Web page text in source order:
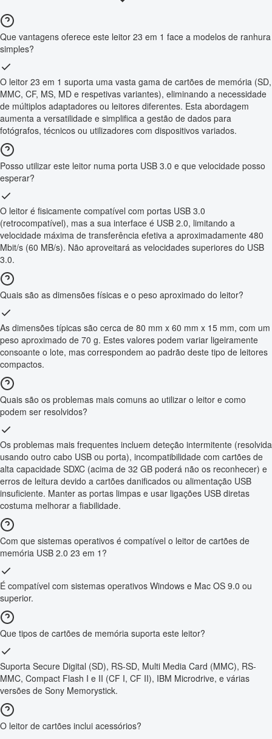
Que vantagens oferece este leitor 23 em 1 face a modelos de ranhura
simples?
O leitor 23 em 1 suporta uma vasta gama de cartões de memória (SD,
MMC, CF, MS, MD e respetivas variantes), eliminando a necessidade
de múltiplos adaptadores ou leitores diferentes. Esta abordagem
aumenta a versatilidade e simplifica a gestão de dados para
fotógrafos, técnicos ou utilizadores com dispositivos variados.
Posso utilizar este leitor numa porta USB 3.0 e que velocidade posso
esperar?
O leitor é fisicamente compatível com portas USB 3.0
(retrocompatível), mas a sua interface é USB 2.0, limitando a
velocidade máxima de transferência efetiva a aproximadamente 480
Mbit/s (60 MB/s). Não aproveitará as velocidades superiores do USB
3.0.
Quais são as dimensões físicas e o peso aproximado do leitor?
As dimensões típicas são cerca de 80 mm x 60 mm x 15 mm, com um
peso aproximado de 70 g. Estes valores podem variar ligeiramente
consoante o lote, mas correspondem ao padrão deste tipo de leitores
compactos.
Quais são os problemas mais comuns ao utilizar o leitor e como
podem ser resolvidos?
Os problemas mais frequentes incluem deteção intermitente (resolvida
usando outro cabo USB ou porta), incompatibilidade com cartões de
alta capacidade SDXC (acima de 32 GB poderá não os reconhecer) e
erros de leitura devido a cartões danificados ou alimentação USB
insuficiente. Manter as portas limpas e usar ligações USB diretas
costuma melhorar a fiabilidade.
Com que sistemas operativos é compatível o leitor de cartões de
memória USB 2.0 23 em 1?
É compatível com sistemas operativos Windows e Mac OS 9.0 ou
superior.
Que tipos de cartões de memória suporta este leitor?
Suporta Secure Digital (SD), RS-SD, Multi Media Card (MMC), RS-
MMC, Compact Flash I e II (CF I, CF II), IBM Microdrive, e várias
versões de Sony Memorystick.
O leitor de cartões inclui acessórios?